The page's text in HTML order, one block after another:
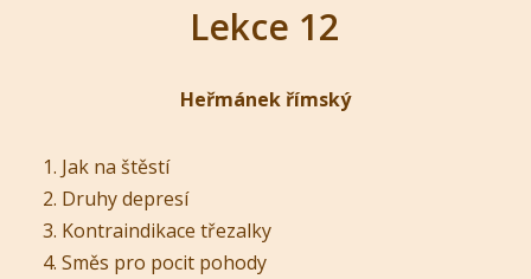
Lekce 12
Heřmánek římský
Jak na štěstí
Druhy depresí
Kontraindikace třezalky
Směs pro pocit pohody